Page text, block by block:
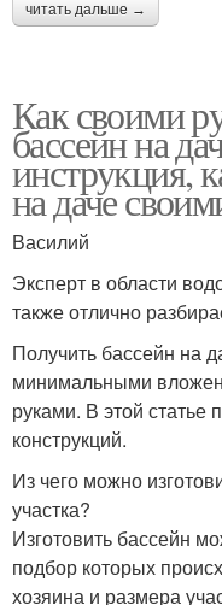
читать дальше →
Как своими
бассейн на
инструкция,
на даче
Василий
Эксперт в области
также отлично
Получить бассейн на
минимальными
руками. В этой
конструкций.
Из чего можно
участка?
Изготовить бассейн
подбор которых
хозяина и размера